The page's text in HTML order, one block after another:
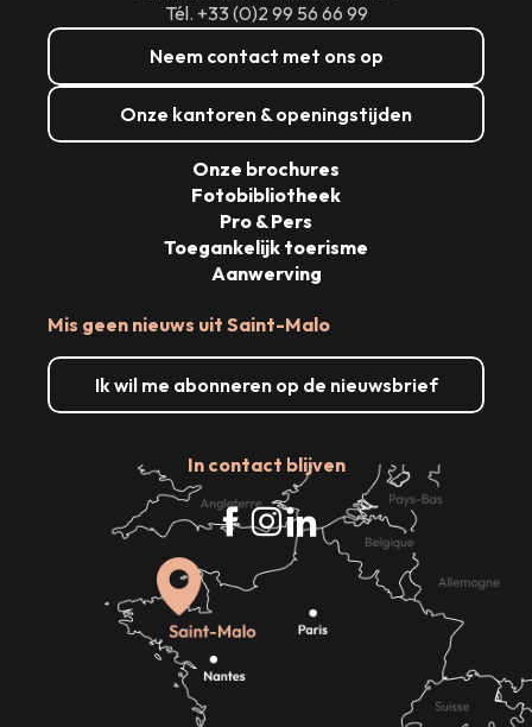
Tél. +33 (0)2 99 56 66 99
Neem contact met ons op
Onze kantoren & openingstijden
Mis geen nieuws uit Saint-Malo
Ik wil me abonneren op de nieuwsbrief
In contact blijven
Onze brochures
Fotobibliotheek
Pro & Pers
Toegankelijk toerisme
Aanwerving